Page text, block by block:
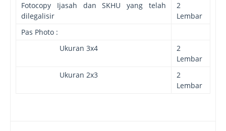
Fotocopy Ijasah dan SKHU yang telah
dilegalisir
2
Lembar
Pas Photo :
Ukuran 3x4
2
Lembar
Ukuran 2x3
2
Lembar